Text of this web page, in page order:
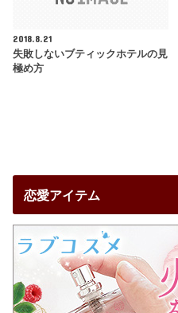
2018.8.21
失敗しないブティックホテルの見
極め方
恋愛アイテム